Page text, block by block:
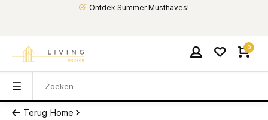
Ontdek Summer Musthaves!
0
Terug Home